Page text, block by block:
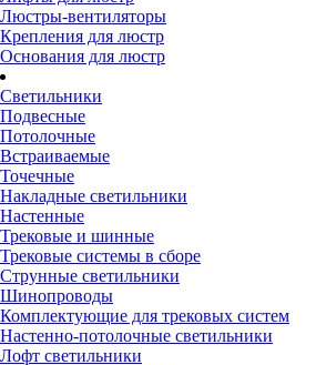
Люстры-вентиляторы
Крепления для люстр
Основания для люстр
Светильники
Подвесные
Потолочные
Встраиваемые
Точечные
Накладные светильники
Настенные
Трековые и шинные
Трековые системы в сборе
Струнные светильники
Шинопроводы
Комплектующие для трековых систем
Настенно-потолочные светильники
Лофт светильники